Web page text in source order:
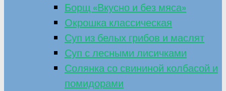
Борщ «Вкусно и без мяса»
Окрошка классическая
Суп из белых грибов и маслят
Суп с лесными лисичками
Солянка со свининой колбасой и
помидорами